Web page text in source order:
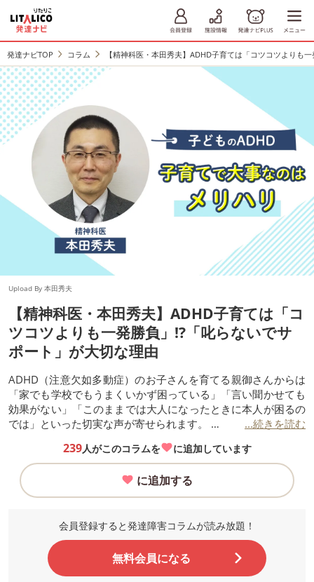
発達ナビTOP コラム 【精神科医・本田秀夫】ADHD子育ては「コツコツよりも
Upload By 本田秀夫
【精神科医・本田秀夫】ADHD子育ては「コ
ツコツよりも一発勝負」!?「叱らないでサ
ポート」が大切な理由
ADHD（注意欠如多動症）のお子さんを育てる親御さんからは
「家でも学校でもうまくいかず困っている」「言い聞かせても
効果がない」「このままでは大人になったときに本人が困るの
では」といった切実な声が寄せられます。
をお伝えしていきましょう。
...続きを読む
239人がこのコラムを に追加しています
に追加する
会員登録すると発達障害コラムが読み放題！
無料会員になる